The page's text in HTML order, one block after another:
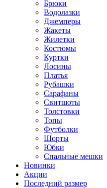
Брюки
Водолазки
Джемперы
Жакеты
Жилетки
Костюмы
Куртки
Лосины
Платья
Рубашки
Сарафаны
Свитшоты
Толстовки
Топы
Футболки
Шорты
Юбки
Спальные мешки
Новинки
Акции
Последний размер